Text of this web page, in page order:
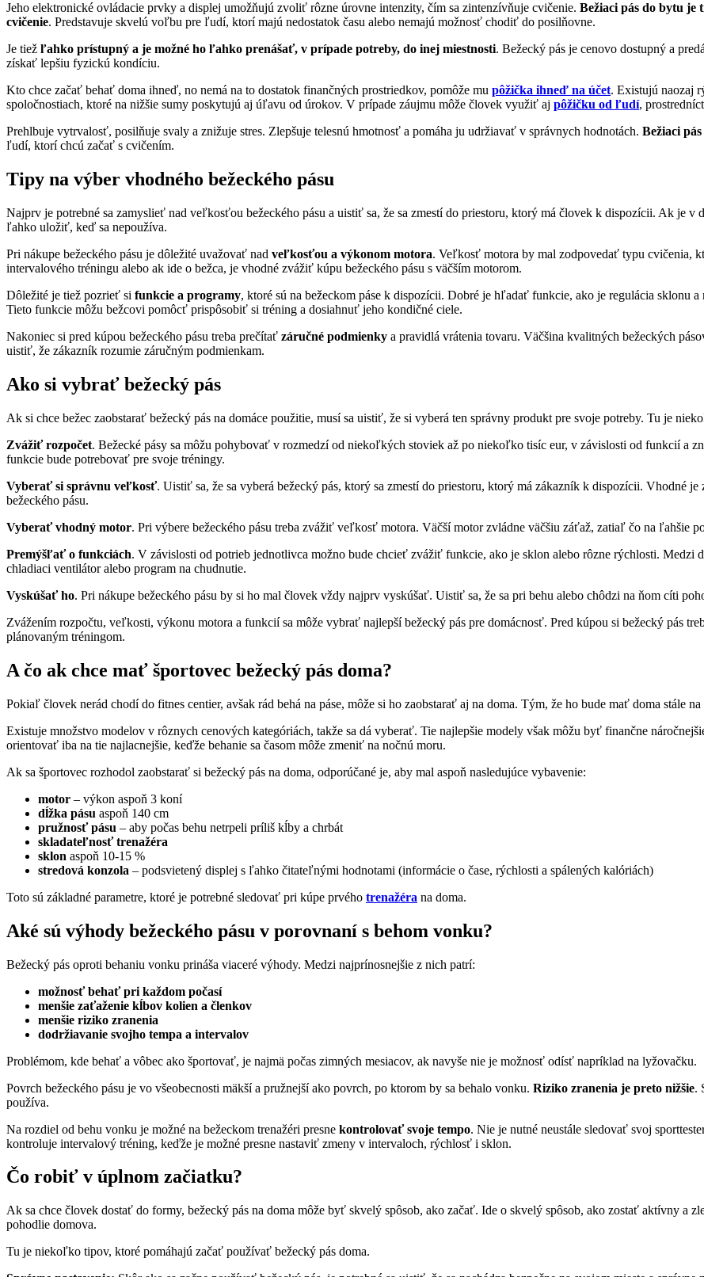
Jeho elektronické ovládacie prvky a displej umožňujú zvoliť rôzne úrovne intenzity, čím sa zintenzívňuje cvičenie. Bežiaci pás do bytu je
cvičenie. Predstavuje skvelú voľbu pre ľudí, ktorí majú nedostatok času alebo nemajú možnosť chodiť do posilňovne.
Je tiež ľahko prístupný a je možné ho ľahko prenášať, v prípade potreby, do inej miestnosti. Bežecký pás je cenovo dostupný a
získať lepšiu fyzickú kondíciu.
Kto chce začať behať doma ihneď, no nemá na to dostatok finančných prostriedkov, pomôže mu pôžička ihneď na účet. Existujú naozaj
spoločnostiach, ktoré na nižšie sumy poskytujú aj úľavu od úrokov. V prípade záujmu môže človek využiť aj pôžičku od ľudí,
Prehlbuje vytrvalosť, posilňuje svaly a znižuje stres. Zlepšuje telesnú hmotnosť a pomáha ju udržiavať v správnych hodnotách. Bežiaci
ľudí, ktorí chcú začať s cvičením.
Tipy na výber vhodného bežeckého pásu
Najprv je potrebné sa zamyslieť nad veľkosťou bežeckého pásu a uistiť sa, že sa zmestí do priestoru, ktorý má človek k dispozícii. Ak je v
ľahko uložiť, keď sa nepoužíva.
Pri nákupe bežeckého pásu je dôležité uvažovať nad veľkosťou a výkonom motora. Veľkosť motora by mal zodpovedať typu cvičenia,
intervalového tréningu alebo ak ide o bežca, je vhodné zvážiť kúpu bežeckého pásu s väčším motorom.
Dôležité je tiež pozrieť si funkcie a programy, ktoré sú na bežeckom páse k dispozícii. Dobré je hľadať funkcie, ako je regulácia sklonu
Tieto funkcie môžu bežcovi pomôcť prispôsobiť si tréning a dosiahnuť jeho kondičné ciele.
Nakoniec si pred kúpou bežeckého pásu treba prečítať záručné podmienky a pravidlá vrátenia tovaru. Väčšina kvalitných bežeckých
uistiť, že zákazník rozumie záručným podmienkam.
Ako si vybrať bežecký pás
Ak si chce bežec zaobstarať bežecký pás na domáce použitie, musí sa uistiť, že si vyberá ten správny produkt pre svoje potreby. Tu je
Zvážiť rozpočet. Bežecké pásy sa môžu pohybovať v rozmedzí od niekoľkých stoviek až po niekoľko tisíc eur, v závislosti od funkcií a
funkcie bude potrebovať pre svoje tréningy.
Vyberať si správnu veľkosť. Uistiť sa, že sa vyberá bežecký pás, ktorý sa zmestí do priestoru, ktorý má zákazník k dispozícii. Vhodné
bežeckého pásu.
Vyberať vhodný motor. Pri výbere bežeckého pásu treba zvážiť veľkosť motora. Väčší motor zvládne väčšiu záťaž, zatiaľ čo na ľahšie
Premýšľať o funkciách. V závislosti od potrieb jednotlivca možno bude chcieť zvážiť funkcie, ako je sklon alebo rôzne rýchlosti. Medzi
chladiaci ventilátor alebo program na chudnutie.
Vyskúšať ho. Pri nákupe bežeckého pásu by si ho mal človek vždy najprv vyskúšať. Uistiť sa, že sa pri behu alebo chôdzi na ňom cíti
Zvážením rozpočtu, veľkosti, výkonu motora a funkcií sa môže vybrať najlepší bežecký pás pre domácnosť. Pred kúpou si bežecký pás
plánovaným tréningom.
A čo ak chce mať športovec bežecký pás doma?
Pokiaľ človek nerád chodí do fitnes centier, avšak rád behá na páse, môže si ho zaobstarať aj na doma. Tým, že ho bude mať doma stále
Existuje množstvo modelov v rôznych cenových kategóriách, takže sa dá vyberať. Tie najlepšie modely však môžu byť finančne
orientovať iba na tie najlacnejšie, keďže behanie sa časom môže zmeniť na nočnú moru.
Ak sa športovec rozhodol zaobstarať si bežecký pás na doma, odporúčané je, aby mal aspoň nasledujúce vybavenie:
motor – výkon aspoň 3 koní
dĺžka pásu aspoň 140 cm
pružnosť pásu – aby počas behu netrpeli príliš kĺby a chrbát
skladateľnosť trenažéra
sklon aspoň 10-15 %
stredová konzola – podsvietený displej s ľahko čitateľnými hodnotami (informácie o čase, rýchlosti a spálených kalóriách)
Toto sú základné parametre, ktoré je potrebné sledovať pri kúpe prvého trenažéra na doma.
Aké sú výhody bežeckého pásu v porovnaní s behom vonku?
Bežecký pás oproti behaniu vonku prináša viaceré výhody. Medzi najprínosnejšie z nich patrí:
možnosť behať pri každom počasí
menšie zaťaženie kĺbov kolien a členkov
menšie riziko zranenia
dodržiavanie svojho tempa a intervalov
Problémom, kde behať a vôbec ako športovať, je najmä počas zimných mesiacov, ak navyše nie je možnosť odísť napríklad na lyžovačku.
Povrch bežeckého pásu je vo všeobecnosti mäkší a pružnejší ako povrch, po ktorom by sa behalo vonku. Riziko zranenia je preto nižšie.
používa.
Na rozdiel od behu vonku je možné na bežeckom trenažéri presne kontrolovať svoje tempo. Nie je nutné neustále sledovať svoj
kontroluje intervalový tréning, keďže je možné presne nastaviť zmeny v intervaloch, rýchlosť i sklon.
Čo robiť v úplnom začiatku?
Ak sa chce človek dostať do formy, bežecký pás na doma môže byť skvelý spôsob, ako začať. Ide o skvelý spôsob, ako zostať aktívny a
pohodlie domova.
Tu je niekoľko tipov, ktoré pomáhajú začať používať bežecký pás doma.